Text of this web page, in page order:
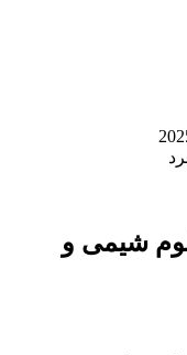
شیمی و